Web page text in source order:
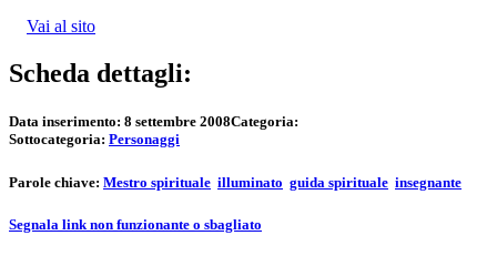
Vai al sito
Scheda dettagli:
Data inserimento: 8 settembre 2008Categoria:
Sottocategoria: Personaggi
Parole chiave: Mestro spirituale illuminato guida spirituale insegnante
Segnala link non funzionante o sbagliato